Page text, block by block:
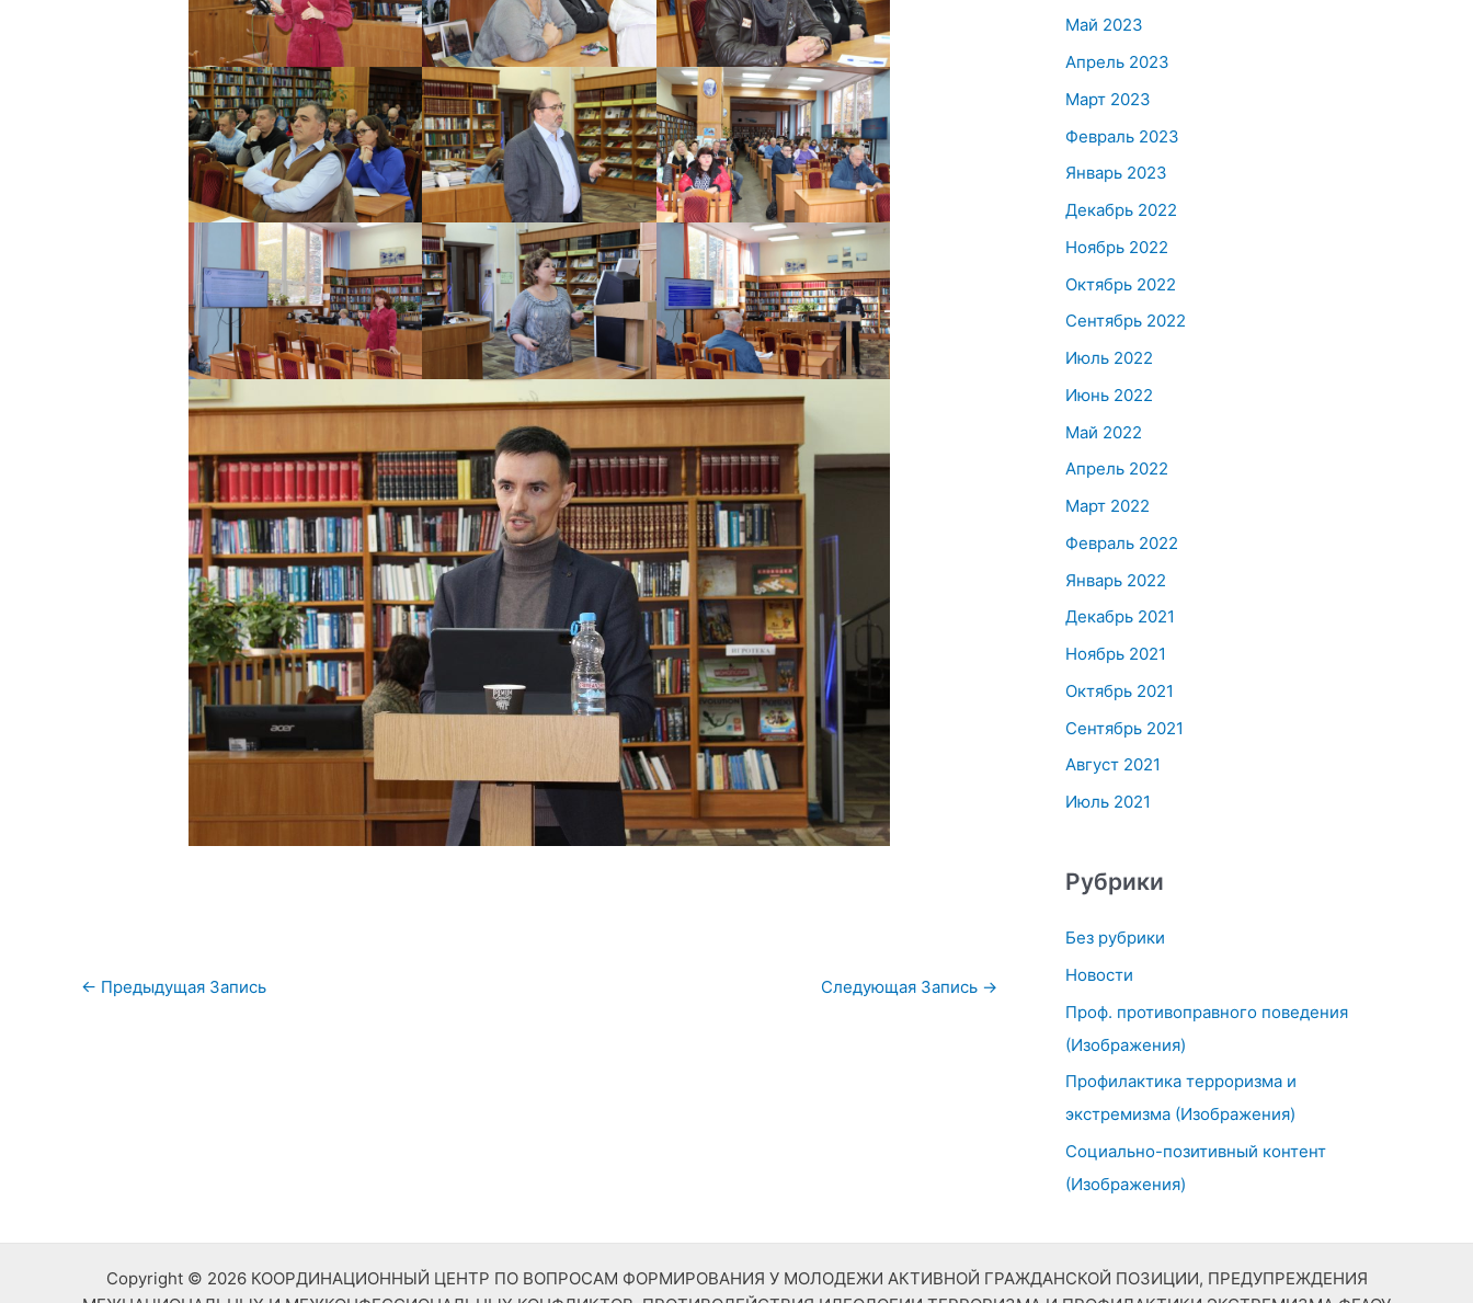
Навигация
← Предыдущая Запись Следующая Запись →
Май 2023
Апрель 2023
Март 2023
Февраль 2023
Январь 2023
Декабрь 2022
Ноябрь 2022
Октябрь 2022
Сентябрь 2022
Июль 2022
Июнь 2022
Май 2022
Апрель 2022
Март 2022
Февраль 2022
Январь 2022
Декабрь 2021
Ноябрь 2021
Октябрь 2021
Сентябрь 2021
Август 2021
Июль 2021
Рубрики
Без рубрики
Новости
Проф. противоправного поведения
(Изображения)
Профилактика терроризма и
экстремизма (Изображения)
Социально-позитивный контент
(Изображения)
Copyright © 2026 КООРДИНАЦИОННЫЙ ЦЕНТР ПО ВОПРОСАМ ФОРМИРОВАНИЯ У МОЛОДЕЖИ АКТИВНОЙ ГРАЖДАНСКОЙ ПОЗИЦИИ, ПРЕДУПРЕЖДЕНИЯ